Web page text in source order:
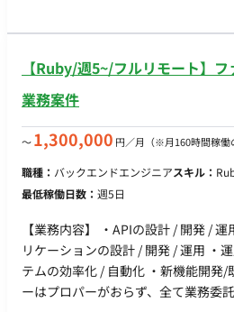
し、顧客と技術的な会話を深く行い
スと連携しながら、 プロジェクトを
技術コンサルティング、プロジェク
ェクトにおける技術的な妥当性の判
の可否、必要な工数見積もりを含む
定義し、技術的側面からプロジェク
いただきます。 アーキテクチャ図の
運用、 そしてプロダクト改善へのフ
で伴走していただきます。 【ポジションの魅力】 実装できる経
営参謀として、生成AIや高精度RAG
の技術と日本企業の深い現場知を融
【Ruby/週5~/フルリモート】
業務案件
〜1,300,000 円／月 （※月160時間稼働
職種： バックエンドエンジニアスキル：
最低稼働日数： 週5日
【業務内容】 ・APIの設計 / 開発 /
リケーションの設計 / 開発 / 運用 ・
テムの効率化 / 自動化 ・新機能開
ーはプロパーがおらず、全て業務委